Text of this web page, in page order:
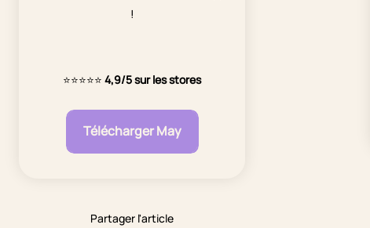
!
⭐⭐⭐⭐⭐ 4,9/5 sur les stores
Télécharger May
Partager l'article